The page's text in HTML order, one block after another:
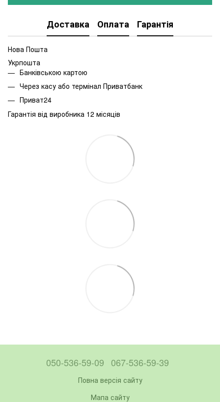
Доставка Оплата Гарантія
Нова Пошта
Укрпошта
Банківською картою
Через касу або термінал Приватбанк
Приват24
Гарантія від виробника 12 місяців
050-536-59-09 067-536-59-39
Повна версія сайту
Мапа сайту